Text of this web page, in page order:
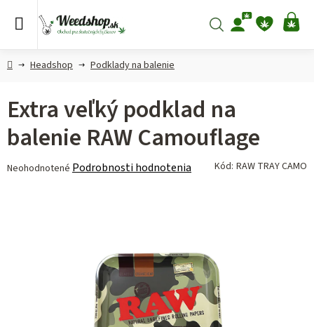
Hľadať
DomovHeadshop Podklady na balenie
Extra veľký podklad na
balenie RAW Camouflage
Priemerné
Neohodnotené Podrobnosti hodnotenia Kód: RAW TRAY CAMO